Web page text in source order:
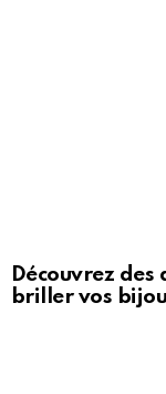
Découvrez
briller vos